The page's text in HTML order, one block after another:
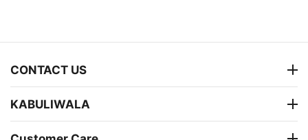
CONTACT US
KABULIWALA